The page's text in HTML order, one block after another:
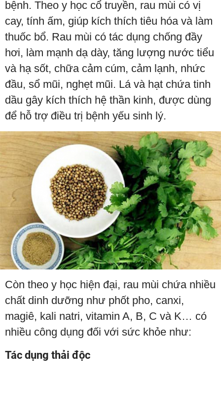
bệnh. Theo y học cổ truyền, rau mùi có vị
cay, tính ấm, giúp kích thích tiêu hóa và làm
thuốc bổ. Rau mùi có tác dụng chống đầy
hơi, làm mạnh dạ dày, tăng lượng nước tiểu
và hạ sốt, chữa cảm cúm, cảm lạnh, nhức
đầu, sổ mũi, nghẹt mũi. Lá và hạt chứa tinh
dầu gây kích thích hệ thần kinh, được dùng
để hỗ trợ điều trị bệnh yếu sinh lý.
Còn theo y học hiện đại, rau mùi chứa nhiều
chất dinh dưỡng như phốt pho, canxi,
magiê, kali natri, vitamin A, B, C và K… có
nhiều công dụng đối với sức khỏe như:
Tác dụng thải độc